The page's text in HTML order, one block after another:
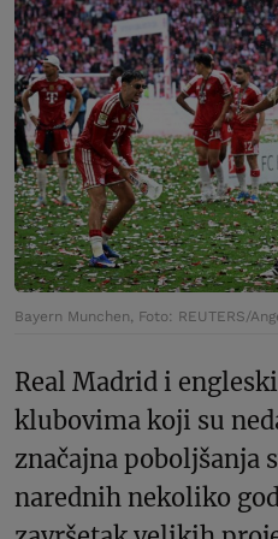
Bayern Munchen, Foto: REUTERS/
Real Madrid i
klubovima koji su
značajna poboljšanja
narednih nekoliko